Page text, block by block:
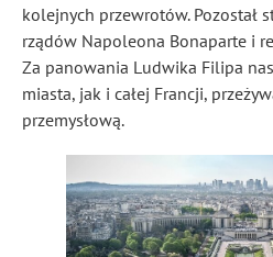
kolejnych przewrotów. Pozostał
rządów Napoleona Bonaparte i
Za panowania Ludwika Filipa
miasta, jak i całej Francji,
przemysłową.